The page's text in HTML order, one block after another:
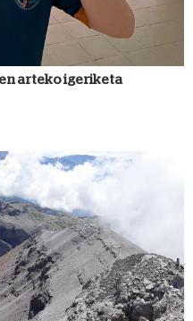
arteko igeriketa